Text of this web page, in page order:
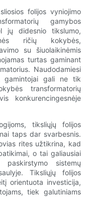
folijos vyniojimo
gamybos
jų didesnio tikslumo,
ričių kokybės,
su šiuolaikinėmis
turtas gaminant
Naudodamiesi
gamintojai gali ne tik
transformatorių
konkurencingesnėje
tiksliųjų folijos
taps dar svarbesnis.
rites užtikrina, kad
o tai galiausiai
sistemų
Tiksliųjų folijos
orientuota investicija,
tiek galutiniams